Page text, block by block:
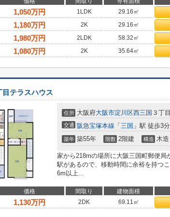
1,050万円 1LDK
29.16㎡
1,180万円 2K
29.16㎡
1,980万円 2LDK
58.32㎡
1,080万円 2K 35.64㎡
目テラスハウス
住所 大阪府大阪市淀川区西三国 ３丁
交通 阪急宝塚本線 「 三国 」駅 徒歩3分
築年 築55年 階数 2階建 構造 木造
家から218mの場所に大阪三国町郵便
駅があるので、移動時間に余裕を持つ
6m以上...
価格 間取り
建物面積
1,130万円 2DK 69.11㎡